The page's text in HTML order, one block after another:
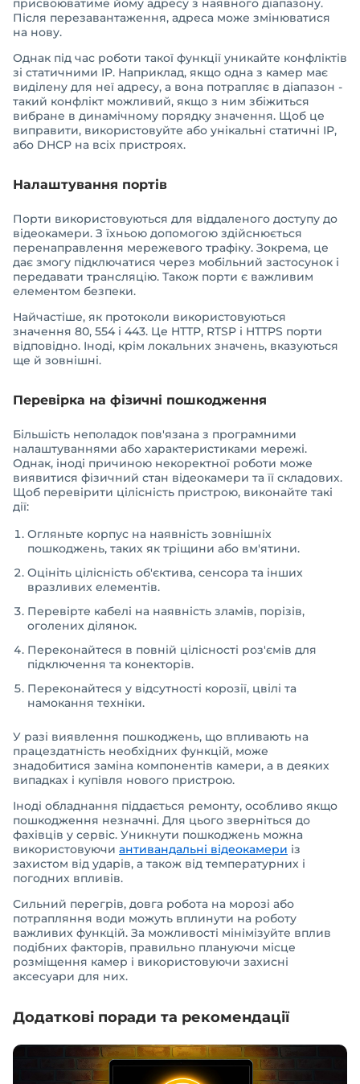
присвоюватиме йому адресу з наявного діапазону.
Після перезавантаження, адреса може змінюватися
на нову.
Однак під час роботи такої функції уникайте конфліктів
зі статичними IP. Наприклад, якщо одна з камер має
виділену для неї адресу, а вона потрапляє в діапазон -
такий конфлікт можливий, якщо з ним збіжиться
вибране в динамічному порядку значення. Щоб це
виправити, використовуйте або унікальні статичні IP,
або DHCP на всіх пристроях.
Налаштування портів
Порти використовуються для віддаленого доступу до
відеокамери. З їхньою допомогою здійснюється
перенаправлення мережевого трафіку. Зокрема, це
дає змогу підключатися через мобільний застосунок і
передавати трансляцію. Також порти є важливим
елементом безпеки.
Найчастіше, як протоколи використовуються
значення 80, 554 і 443. Це HTTP, RTSP і HTTPS порти
відповідно. Іноді, крім локальних значень, вказуються
ще й зовнішні.
Перевірка на фізичні пошкодження
Більшість неполадок пов'язана з програмними
налаштуваннями або характеристиками мережі.
Однак, іноді причиною некоректної роботи може
виявитися фізичний стан відеокамери та її складових.
Щоб перевірити цілісність пристрою, виконайте такі
дії:
Огляньте корпус на наявність зовнішніх
пошкоджень, таких як тріщини або вм'ятини.
Оцініть цілісність об'єктива, сенсора та інших
вразливих елементів.
Перевірте кабелі на наявність зламів, порізів,
оголених ділянок.
Переконайтеся в повній цілісності роз'ємів для
підключення та конекторів.
Переконайтеся у відсутності корозії, цвілі та
намокання техніки.
У разі виявлення пошкоджень, що впливають на
працездатність необхідних функцій, може
знадобитися заміна компонентів камери, а в деяких
випадках і купівля нового пристрою.
Іноді обладнання піддається ремонту, особливо якщо
пошкодження незначні. Для цього зверніться до
фахівців у сервіс. Уникнути пошкоджень можна
використовуючи антивандальні відеокамери із
захистом від ударів, а також від температурних і
погодних впливів.
Сильний перегрів, довга робота на морозі або
потрапляння води можуть вплинути на роботу
важливих функцій. За можливості мінімізуйте вплив
подібних факторів, правильно плануючи місце
розміщення камер і використовуючи захисні
аксесуари для них.
Додаткові поради та рекомендації